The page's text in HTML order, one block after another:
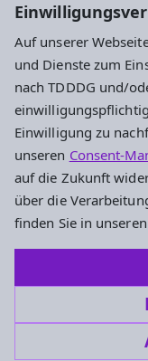
Auf unserer
und Dienste zum
nach TDDDG und/
Einwilligung zu
unseren Consent-
auf die Zukunft
über die
finden Sie in unseren
Ev. Jugend
EKHN
Impressum
Ev. Dekanat
Marktstraße 7
65428 Rüsselsheim
dekanat.gross-